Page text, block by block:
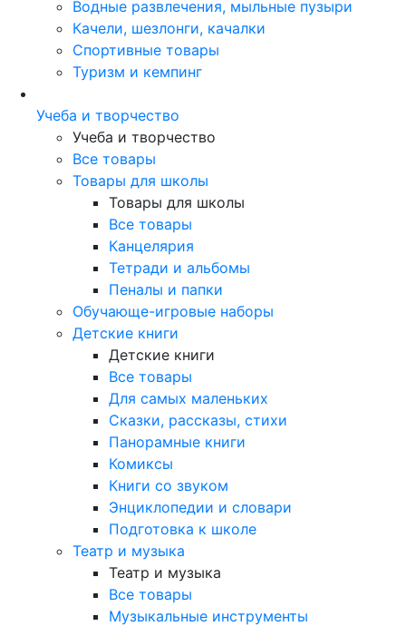
Водные развлечения, мыльные пузыри
Качели, шезлонги, качалки
Спортивные товары
Туризм и кемпинг
Учеба и творчество
Учеба и творчество
Все товары
Товары для школы
Товары для школы
Все товары
Канцелярия
Тетради и альбомы
Пеналы и папки
Обучающе-игровые наборы
Детские книги
Детские книги
Все товары
Для самых маленьких
Сказки, рассказы, стихи
Панорамные книги
Комиксы
Книги со звуком
Энциклопедии и словари
Подготовка к школе
Театр и музыка
Театр и музыка
Все товары
Музыкальные инструменты